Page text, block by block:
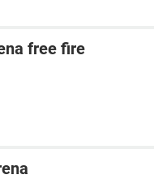
free fire